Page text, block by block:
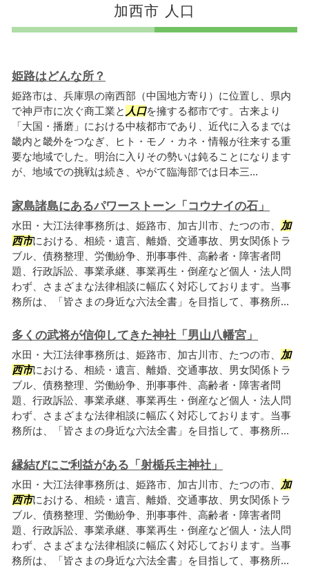
加西市 人口
姫路はどんな所？
姫路市は、兵庫県の南西部（中国地方寄り）に位置し、県内
で神戸市に次ぐ商工業と 人口を擁する都市です。古来より
「大国・播磨」における中核都市であり、近代に入るまでは
畿内と畿外をつなぎ、ヒト・モノ・カネ・情報が往来する重
要な地域でした。明治に入りその勢いは鈍ることになります
が、地域での挑戦は続き、やがて臨海部では日本三...
家島諸島にあるパワーストーン「コウナイの石」
水田・大江法律事務所は、姫路市、加古川市、たつの市、
加
西市における、相続・遺言、離婚、交通事故、男女関係トラ
ブル、債務整理、労働紛争、刑事事件、高齢者・障害者問
題、行政訴訟、事業承継、事業再生・倒産など個人・法人問
わず、さまざまな法律相談に幅広く対応しております。当事
務所は、「皆さまの身近な六法全書」を目指して、事務所...
多くの武将が信仰してきた神社「男山八幡宮」
水田・大江法律事務所は、姫路市、加古川市、たつの市、 加
西市における、相続・遺言、離婚、交通事故、男女関係トラ
ブル、債務整理、労働紛争、刑事事件、高齢者・障害者問
題、行政訴訟、事業承継、事業再生・倒産など個人・法人問
わず、さまざまな法律相談に幅広く対応しております。当事
務所は、「皆さまの身近な六法全書」を目指して、事務所...
縁結びにご利益がある「射楯兵主神社」
水田・大江法律事務所は、姫路市、加古川市、たつの市、
加
西市における、相続・遺言、離婚、交通事故、男女関係トラ
ブル、債務整理、労働紛争、刑事事件、高齢者・障害者問
題、行政訴訟、事業承継、事業再生・倒産など個人・法人問
わず、さまざまな法律相談に幅広く対応しております。当事
務所は、「皆さまの身近な六法全書」を目指して、事務所...